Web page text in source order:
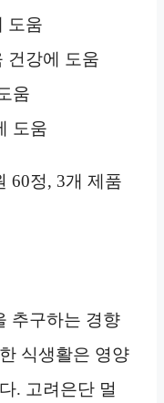
도움
건강에 도움
움
도움
60정, 3개 제품
추구하는 경향
식생활은 영양
. 고려은단 멀